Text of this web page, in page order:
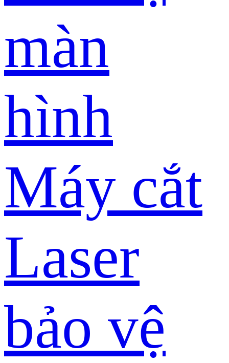
màn
hình
Máy cắt
Laser
bảo vệ